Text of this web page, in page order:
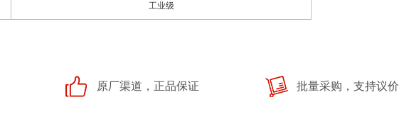
工业级
原厂渠道，正品保证 批量采购，支持议价